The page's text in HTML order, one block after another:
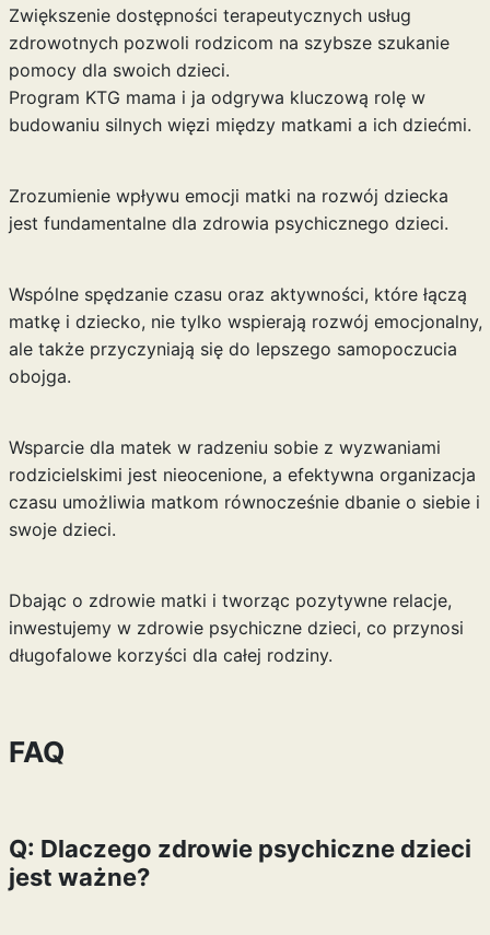
Zwiększenie dostępności terapeutycznych usług
zdrowotnych pozwoli rodzicom na szybsze szukanie
pomocy dla swoich dzieci.
Program KTG mama i ja odgrywa kluczową rolę w
budowaniu silnych więzi między matkami a ich dziećmi.
Zrozumienie wpływu emocji matki na rozwój dziecka
jest fundamentalne dla zdrowia psychicznego dzieci.
Wspólne spędzanie czasu oraz aktywności, które łączą
matkę i dziecko, nie tylko wspierają rozwój emocjonalny,
ale także przyczyniają się do lepszego samopoczucia
obojga.
Wsparcie dla matek w radzeniu sobie z wyzwaniami
rodzicielskimi jest nieocenione, a efektywna organizacja
czasu umożliwia matkom równocześnie dbanie o siebie i
swoje dzieci.
Dbając o zdrowie matki i tworząc pozytywne relacje,
inwestujemy w zdrowie psychiczne dzieci, co przynosi
długofalowe korzyści dla całej rodziny.
FAQ
Q: Dlaczego zdrowie psychiczne dzieci
jest ważne?